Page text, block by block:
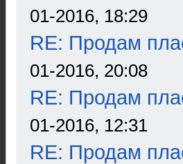
01-2016, 18:29
RE: Продам
01-2016, 20:08
RE: Продам
01-2016, 12:31
RE: Продам